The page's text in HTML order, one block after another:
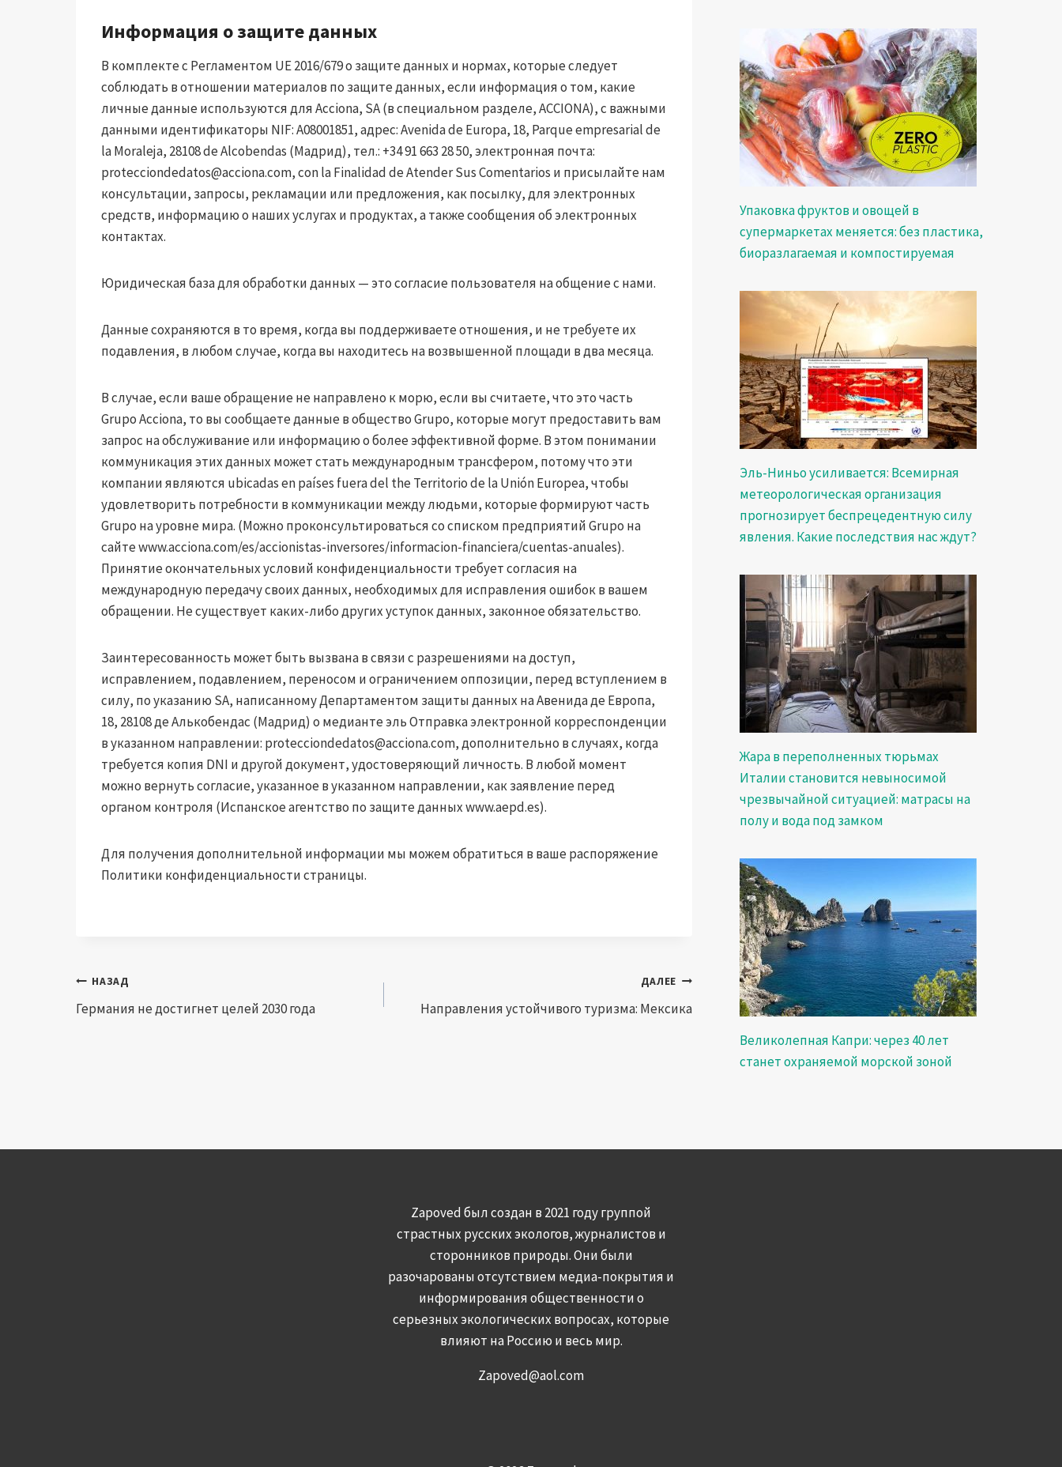
Информация о защите данных
В комплекте с Регламентом UE 2016/679 о защите данных и нормах, которые следует
соблюдать в отношении материалов по защите данных, если информация о том, какие
личные данные используются для Acciona, SA (в специальном разделе, ACCIONA), с важными
данными идентификаторы NIF: A08001851, адрес: Avenida de Europa, 18, Parque empresarial de
la Moraleja, 28108 de Alcobendas (Мадрид), тел.: +34 91 663 28 50, электронная почта:
protecciondedatos@acciona.com, con la Finalidad de Atender Sus Comentarios и присылайте нам
консультации, запросы, рекламации или предложения, как посылку, для электронных
средств, информацию о наших услугах и продуктах, а также сообщения об электронных
контактах.
Юридическая база для обработки данных — это согласие пользователя на общение с нами.
Данные сохраняются в то время, когда вы поддерживаете отношения, и не требуете их
подавления, в любом случае, когда вы находитесь на возвышенной площади в два месяца.
В случае, если ваше обращение не направлено к морю, если вы считаете, что это часть
Grupo Acciona, то вы сообщаете данные в общество Grupo, которые могут предоставить вам
запрос на обслуживание или информацию о более эффективной форме. В этом понимании
коммуникация этих данных может стать международным трансфером, потому что эти
компании являются ubicadas en países fuera del the Territorio de la Unión Europea, чтобы
удовлетворить потребности в коммуникации между людьми, которые формируют часть
Grupo на уровне мира. (Можно проконсультироваться со списком предприятий Grupo на
сайте www.acciona.com/es/accionistas-inversores/informacion-financiera/cuentas-anuales).
Принятие окончательных условий конфиденциальности требует согласия на
международную передачу своих данных, необходимых для исправления ошибок в вашем
обращении. Не существует каких-либо других уступок данных, законное обязательство.
Заинтересованность может быть вызвана в связи с разрешениями на доступ,
исправлением, подавлением, переносом и ограничением оппозиции, перед вступлением в
силу, по указанию SA, написанному Департаментом защиты данных на Авенида де Европа,
18, 28108 де Алькобендас (Мадрид) о медианте эль Отправка электронной корреспонденции
в указанном направлении: protecciondedatos@acciona.com, дополнительно в случаях, когда
требуется копия DNI и другой документ, удостоверяющий личность. В любой момент
можно вернуть согласие, указанное в указанном направлении, как заявление перед
органом контроля (Испанское агентство по защите данных www.aepd.es).
Для получения дополнительной информации мы можем обратиться в ваше распоряжение
Политики конфиденциальности страницы.
Навигация
по
НАЗАД
Германия не достигнет целей 2030 года
ДАЛЕЕ
Направления устойчивого туризма: Мексика
Упаковка фруктов и овощей в
супермаркетах меняется: без пластика,
биоразлагаемая и компостируемая
Эль-Ниньо усиливается: Всемирная
метеорологическая организация
прогнозирует беспрецедентную силу
явления. Какие последствия нас ждут?
Жара в переполненных тюрьмах
Италии становится невыносимой
чрезвычайной ситуацией: матрасы на
полу и вода под замком
Великолепная Капри: через 40 лет
станет охраняемой морской зоной
Zapoved был создан в 2021 году группой
страстных русских экологов, журналистов и
сторонников природы. Они были
разочарованы отсутствием медиа-покрытия и
информирования общественности о
серьезных экологических вопросах, которые
влияют на Россию и весь мир.
Zapoved@aol.com